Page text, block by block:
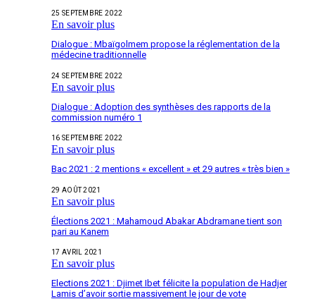
25 SEPTEMBRE 2022
En savoir plus
Dialogue : Mbaïgolmem propose la réglementation de la
médecine traditionnelle
24 SEPTEMBRE 2022
En savoir plus
Dialogue : Adoption des synthèses des rapports de la
commission numéro 1
16 SEPTEMBRE 2022
En savoir plus
Bac 2021 : 2 mentions « excellent » et 29 autres « très bien »
29 AOÛT 2021
En savoir plus
Élections 2021 : Mahamoud Abakar Abdramane tient son
pari au Kanem
17 AVRIL 2021
En savoir plus
Elections 2021 : Djimet Ibet félicite la population de Hadjer
Lamis d’avoir sortie massivement le jour de vote